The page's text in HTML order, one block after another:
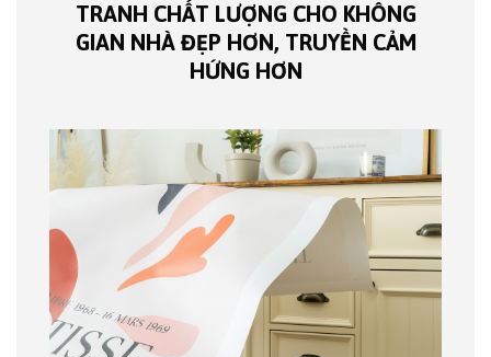
TRANH CHẤT LƯỢNG CHO KHÔNG
GIAN NHÀ ĐẸP HƠN, TRUYỀN CẢM
HỨNG HƠN